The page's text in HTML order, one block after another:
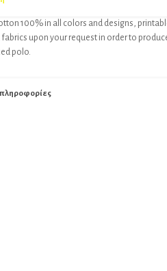
100% in all colors and designs,
upon your request in order to
polo.